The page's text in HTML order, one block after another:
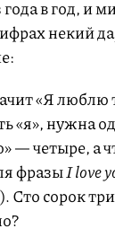
в год, и
некий
«Я люблю
«я», нужна
— четыре, а
фразыI love
). Сто сорок